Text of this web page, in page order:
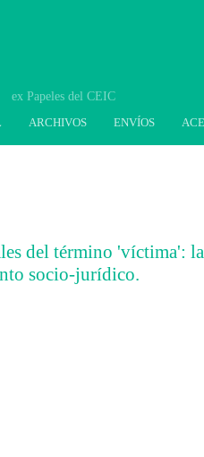
ARCHIVOS ENVÍOS
del término 'víctima':
socio-jurídico.